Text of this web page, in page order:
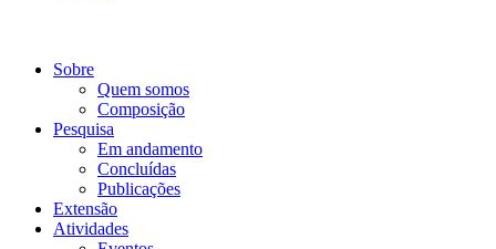
Sobre
Quem somos
Composição
Pesquisa
Em andamento
Concluídas
Publicações
Extensão
Atividades